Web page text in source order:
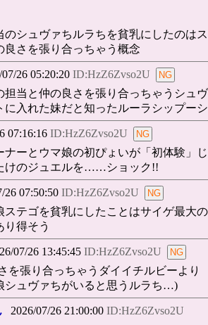
シュヴァちルラちを貧乳にしたのはス
良さを張り合っちゃう概念
26 05:20:20 ID:HzZ6Zvso2U
担当と仲の良さを張り合っちゃうシュヴ
に入れた妹だと知ったルーラシップーシ
07:16:16 ID:HzZ6Zvso2U
ーとウマ娘の初ぴょいが「初体験」じ
けのジュエルを……ショック!!
26 07:50:50 ID:HzZ6Zvso2U
ステゴを貧乳にしたことはサイゲ最大の
り得そう
07/26 13:45:45 ID:HzZ6Zvso2U
を張り合っちゃうダイイチルビーより
シュヴァちがいると思うルラち…)
2026/07/26 21:00:00 ID:HzZ6Zvso2U